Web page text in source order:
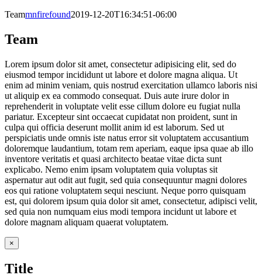
Teammnfirefound2019-12-20T16:34:51-06:00
Team
Lorem ipsum dolor sit amet, consectetur adipisicing elit, sed do
eiusmod tempor incididunt ut labore et dolore magna aliqua. Ut
enim ad minim veniam, quis nostrud exercitation ullamco laboris nisi
ut aliquip ex ea commodo consequat. Duis aute irure dolor in
reprehenderit in voluptate velit esse cillum dolore eu fugiat nulla
pariatur. Excepteur sint occaecat cupidatat non proident, sunt in
culpa qui officia deserunt mollit anim id est laborum. Sed ut
perspiciatis unde omnis iste natus error sit voluptatem accusantium
doloremque laudantium, totam rem aperiam, eaque ipsa quae ab illo
inventore veritatis et quasi architecto beatae vitae dicta sunt
explicabo. Nemo enim ipsam voluptatem quia voluptas sit
aspernatur aut odit aut fugit, sed quia consequuntur magni dolores
eos qui ratione voluptatem sequi nesciunt. Neque porro quisquam
est, qui dolorem ipsum quia dolor sit amet, consectetur, adipisci velit,
sed quia non numquam eius modi tempora incidunt ut labore et
dolore magnam aliquam quaerat voluptatem.
Close
product
view
×
Title